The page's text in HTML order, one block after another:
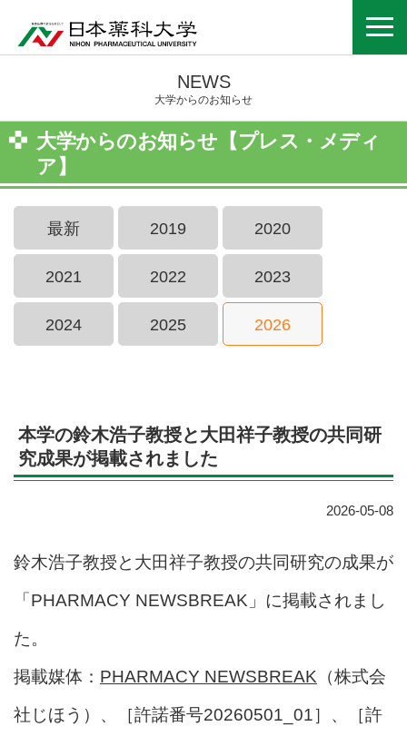
NEWS
大学からのお知らせ
大学からのお知らせ【プレス・メディ
ア】
最新 2019 2020
2021 2022 2023
2024 2025 2026
本学の鈴木浩子教授と大田祥子教授の共同研
究成果が掲載されました
2026-05-08
鈴木浩子教授と大田祥子教授の共同研究の成果が
「PHARMACY NEWSBREAK」に掲載されまし
た。
掲載媒体： PHARMACY NEWSBREAK （株式会
社じほう）、［許諾番号20260501_01］、［許